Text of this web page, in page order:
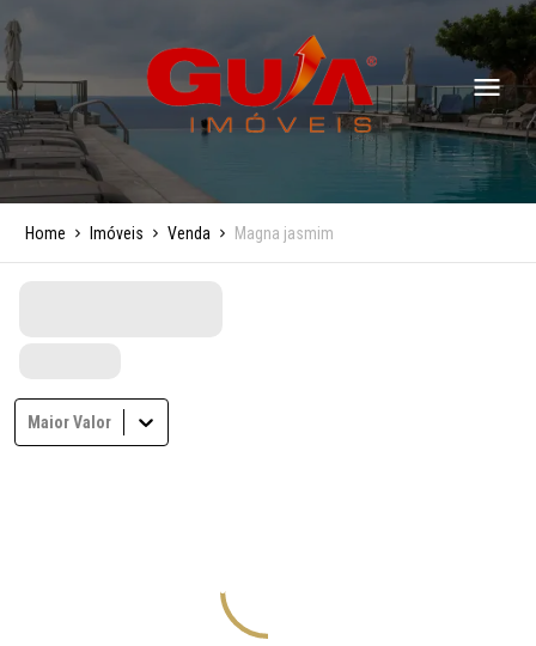
Home Imóveis Venda Magna jasmim
Maior Valor